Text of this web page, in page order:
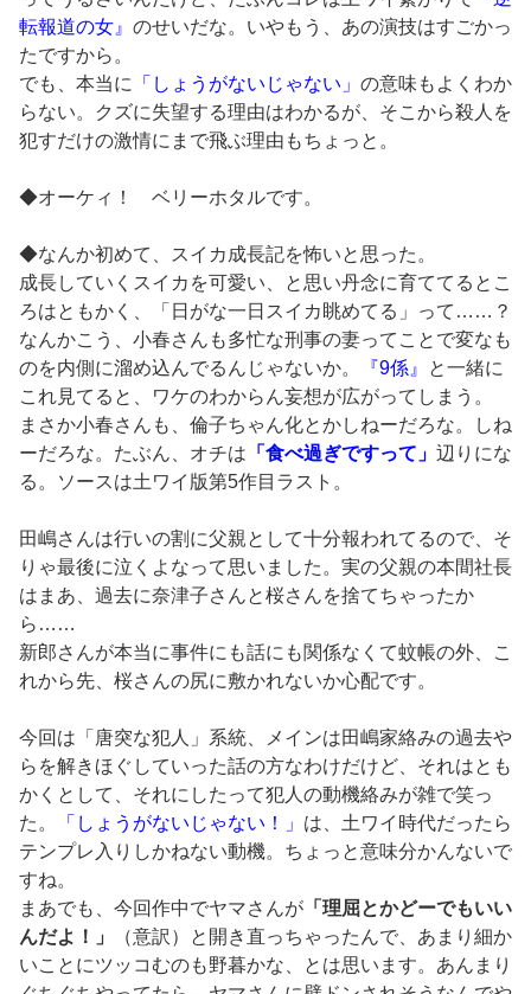
転報道の女』 のせいだな。いやもう、あの演技はすごかっ
たですから。
でも、本当に
「しょうがないじゃない」 の意味もよくわか
らない。クズに失望する理由はわかるが、そこから殺人を
犯すだけの激情にまで飛ぶ理由もちょっと。
◆オーケィ！ ベリーホタルです。
◆なんか初めて、スイカ成長記を怖いと思った。
成長していくスイカを可愛い、と思い丹念に育ててるとこ
ろはともかく、「日がな一日スイカ眺めてる」って……？
なんかこう、小春さんも多忙な刑事の妻ってことで変なも
のを内側に溜め込んでるんじゃないか。
『9係』
と一緒に
これ見てると、ワケのわからん妄想が広がってしまう。
まさか小春さんも、倫子ちゃん化とかしねーだろな。しね
ーだろな。たぶん、オチは 「食べ過ぎですって」 辺りにな
る。ソースは土ワイ版第5作目ラスト。
田嶋さんは行いの割に父親として十分報われてるので、そ
りゃ最後に泣くよなって思いました。実の父親の本間社長
はまあ、過去に奈津子さんと桜さんを捨てちゃったか
ら……
新郎さんが本当に事件にも話にも関係なくて蚊帳の外、こ
れから先、桜さんの尻に敷かれないか心配です。
今回は「唐突な犯人」系統、メインは田嶋家絡みの過去や
らを解きほぐしていった話の方なわけだけど、それはとも
かくとして、それにしたって犯人の動機絡みが雑で笑っ
た。
「しょうがないじゃない！」 は、土ワイ時代だったら
テンプレ入りしかねない動機。ちょっと意味分かんないで
すね。
まあでも、今回作中でヤマさんが 「理屈とかどーでもいい
んだよ！」
（意訳）と開き直っちゃったんで、あまり細か
いことにツッコむのも野暮かな、とは思います。あんまり